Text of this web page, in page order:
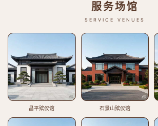
服务场馆
SERVICE VENUES
昌平殡仪馆 石景山殡仪馆